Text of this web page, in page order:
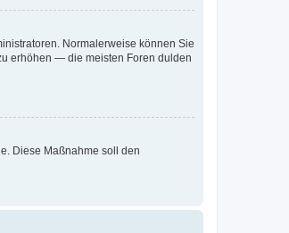
Normalerweise können Sie
erhöhen — die meisten Foren dulden
Diese Maßnahme soll den